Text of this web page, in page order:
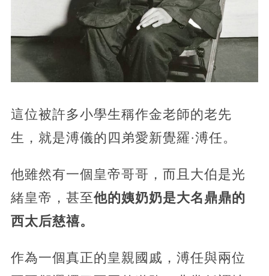
這位被許多小學生稱作金老師的老先
生，就是溥儀的四弟愛新覺羅·溥任。
他雖然有一個皇帝哥哥，而且大伯是光
緒皇帝，甚至他的姨奶奶是大名鼎鼎的
西太后慈禧。
作為一個真正的皇親國戚，溥任與兩位